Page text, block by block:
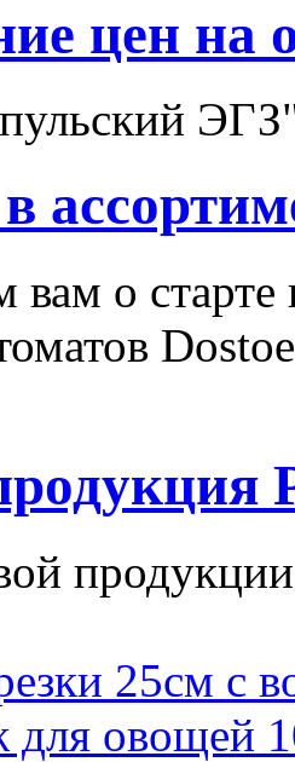
цен на
о старте
25см с
овощей